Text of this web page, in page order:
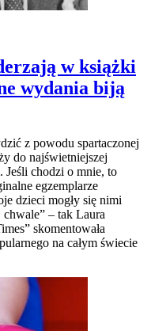
w książki
wydania biją
z powodu spartaczonej
do najświetniejszej
chodzi o mnie, to
egzemplarze
dzieci mogły się nimi
– tak Laura
skomentowała
na całym świecie